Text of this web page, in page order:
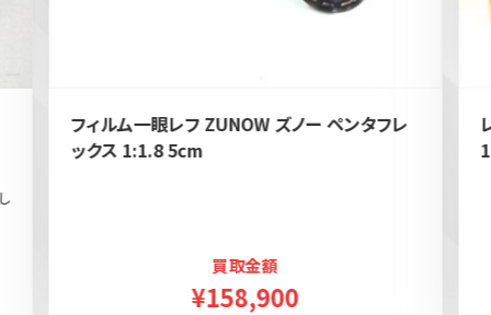
フィルム一眼レフ ZUNOW ズノー ペンタフレ
ックス 1:1.8 5cm
買取金額
¥158,900